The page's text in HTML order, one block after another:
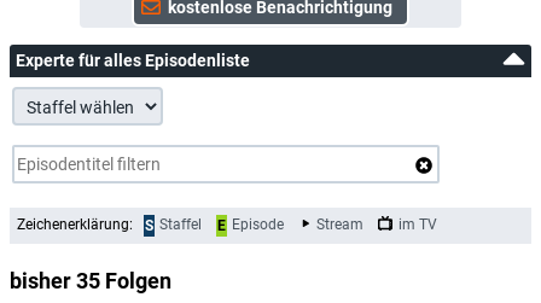
Experte für alles Episodenliste
Zeichenerklärung: S Staffel E Episode Stream im TV
bisher 35 Folgen